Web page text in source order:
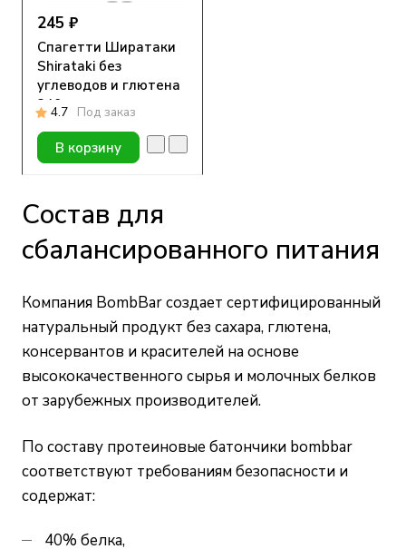
245 ₽
Спагетти Ширатаки
Shirataki без
углеводов и глютена
340гр
4.7 Под заказ
В корзину
Состав для
сбалансированного питания
Компания BombBar создает сертифицированный
натуральный продукт без сахара, глютена,
консервантов и красителей на основе
высококачественного сырья и молочных белков
от зарубежных производителей.
По составу протеиновые батончики bombbar
соответствуют требованиям безопасности и
содержат:
40% белка,